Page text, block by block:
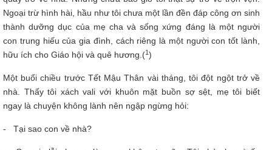
Ngoại trừ hình hài, hầu như tôi chưa một lần đền đáp công ơn sinh
thành dưỡng dục của mẹ cha và sống xứng đáng là một người
con trung hiếu của gia đình, cách riêng là một người con tốt lành,
hữu ích cho Giáo hội và quê hương.(1)
Một buổi chiều trước Tết Mậu Thân vài tháng, tôi đột ngột trở về
nhà. Thấy tôi xách vali với khuôn mặt buồn sợ sệt, mẹ tôi biết
ngay là chuyện không lành nên ngập ngừng hỏi:
- Tại sao con về nhà?